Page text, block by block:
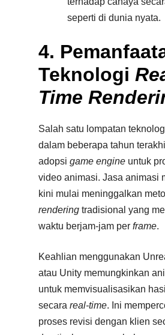
seperti di dunia nyata.
4.
Teknologi
Time
Salah satu lompatan
dalam beberapa tahun
adopsigame engine untuk
video animasi. Jasa animasi
kini mulai meninggalkan
rendering tradisional yang
waktu berjam-jam perframe.​
Keahlian menggunakan
atau Unity memungkinkan
untuk memvisualisasikan
secarareal-time. Ini
proses revisi dengan klien